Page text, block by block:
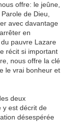
offre: le jeûne,
de Dieu,
avec davantage
en
pauvre Lazare
récit si important
nous offre la clé
le vrai bonheur et
deux
y est décrit de
désespérée